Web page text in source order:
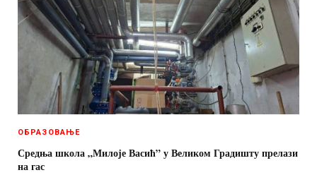
ОБРАЗОВАЊЕ
Средња школа „Милоје Васић” у Великом Градишту прелази
на гас